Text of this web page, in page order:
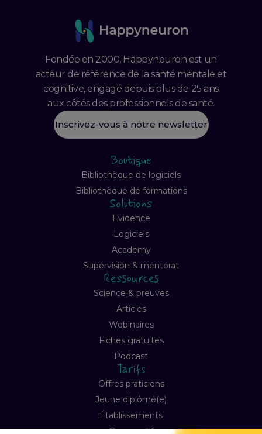
Fondée en 2000, Happyneuron est un
acteur de référence de la santé mentale et
cognitive, engagé depuis plus de 25 ans
aux côtés des professionnels de santé.
Inscrivez-vous à notre newsletter
Boutique
Bibliothèque de logiciels
Bibliothèque de formations
Solutions
Evidence
Logiciels
Academy
Supervision & mentorat
Ressources
Science & preuves
Articles
Webinaires
Fiches gratuites
Podcast
Tarifs
Offres praticiens
Jeune diplômé(e)
Établissements
Comparatif